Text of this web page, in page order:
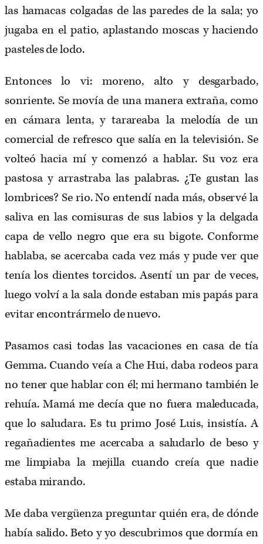
las hamacas colgadas de las paredes de la sala; yo
jugaba en el patio, aplastando moscas y haciendo
pasteles de lodo.
Entonces lo vi: moreno, alto y desgarbado,
sonriente. Se movía de una manera extraña, como
en cámara lenta, y tarareaba la melodía de un
comercial de refresco que salía en la televisión. Se
volteó hacia mí y comenzó a hablar. Su voz era
pastosa y arrastraba las palabras. ¿Te gustan las
lombrices? Se rio. No entendí nada más, observé la
saliva en las comisuras de sus labios y la delgada
capa de vello negro que era su bigote. Conforme
hablaba, se acercaba cada vez más y pude ver que
tenía los dientes torcidos. Asentí un par de veces,
luego volví a la sala donde estaban mis papás para
evitar encontrármelo de nuevo.
Pasamos casi todas las vacaciones en casa de tía
Gemma. Cuando veía a Che Hui, daba rodeos para
no tener que hablar con él; mi hermano también le
rehuía. Mamá me decía que no fuera maleducada,
que lo saludara. Es tu primo José Luis, insistía. A
regañadientes me acercaba a saludarlo de beso y
me limpiaba la mejilla cuando creía que nadie
estaba mirando.
Me daba vergüenza preguntar quién era, de dónde
había salido. Beto y yo descubrimos que dormía en